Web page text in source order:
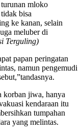
turunan mloko
bisa
ke kanan, selain
meluber di
Terguling)
papan peringatan
namun pengemudi
korban jiwa, hanya
kendaraan itu
tumpahan
yang melintas.